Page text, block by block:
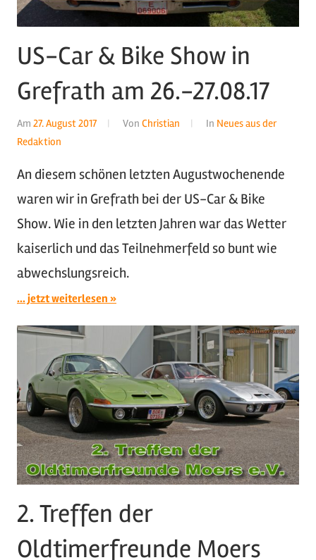
US-Car & Bike Show in
Grefrath am 26.-27.08.17
Am 27. August 2017 Von Christian In Neues aus der
Redaktion
An diesem schönen letzten Augustwochenende
waren wir in Grefrath bei der US-Car & Bike
Show. Wie in den letzten Jahren war das Wetter
kaiserlich und das Teilnehmerfeld so bunt wie
abwechslungsreich.
... jetzt weiterlesen
2. Treffen der
Oldtimerfreunde Moers